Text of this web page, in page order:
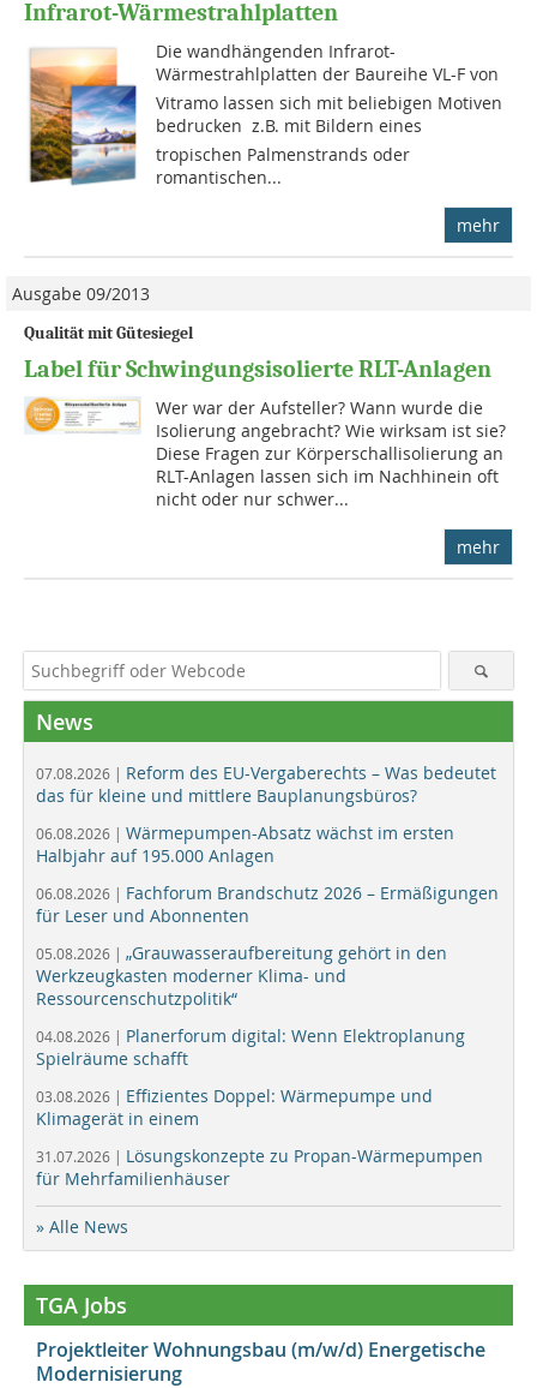
Infrarot-Wärmestrahlplatten
Die wandhängenden Infrarot-
Wärmestrahlplatten der Baureihe VL-F von
Vitramo lassen sich mit beliebigen Motiven
bedrucken  z.B. mit Bildern eines
tropischen Palmenstrands oder
romantischen...
mehr
Ausgabe 09/2013
Qualität mit Gütesiegel
Label für Schwingungsisolierte RLT-Anlagen
Wer war der Aufsteller? Wann wurde die
Isolierung angebracht? Wie wirksam ist sie?
Diese Fragen zur Körperschall­isolierung an
RLT-Anlagen lassen sich im Nachhinein oft
nicht oder nur schwer...
mehr
News
07.08.2026 | Reform des EU-Vergaberechts – Was bedeutet
das für kleine und mittlere Bauplanungsbüros?
06.08.2026 | Wärmepumpen-Absatz wächst im ersten
Halbjahr auf 195.000 Anlagen
06.08.2026 | Fachforum Brandschutz 2026 – Ermäßigungen
für Leser und Abonnenten
05.08.2026 | „Grauwasseraufbereitung gehört in den
Werkzeugkasten moderner Klima- und
Ressourcenschutzpolitik“
04.08.2026 | Planerforum digital: Wenn Elektroplanung
Spielräume schafft
03.08.2026 | Effizientes Doppel: Wärmepumpe und
Klimagerät in einem
31.07.2026 | Lösungskonzepte zu Propan-Wärmepumpen
für Mehrfamilienhäuser
» Alle News
TGA Jobs
Projektleiter Wohnungsbau (m/w/d) Energetische
Modernisierung